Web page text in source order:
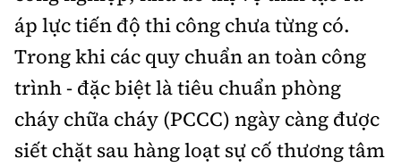
Thông tin tòa
soạn
áp lực tiến độ thi công chưa từng có.
Trong khi các quy chuẩn an toàn công
trình - đặc biệt là tiêu chuẩn phòng
cháy chữa cháy (PCCC) ngày càng được
siết chặt sau hàng loạt sự cố thương tâm